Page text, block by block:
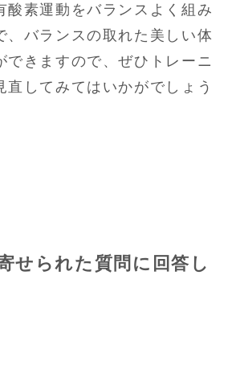
酸素運動をバランスよく組み
、バランスの取れた美しい体
できますので、ぜひトレーニ
直してみてはいかがでしょう
せられた質問に回答し